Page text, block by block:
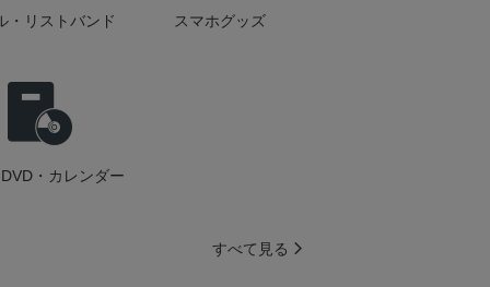
・リストバンド スマホグッズ
・カレンダー
すべて見る